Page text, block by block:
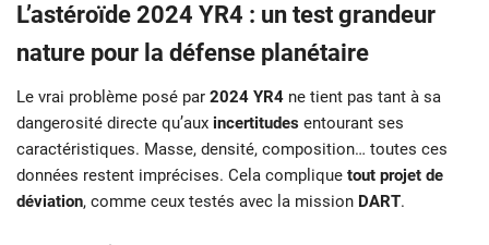
L’astéroïde 2024 YR4 : un test grandeur
nature pour la défense planétaire
Le vrai problème posé par 2024 YR4 ne tient pas tant à sa
dangerosité directe qu’aux incertitudes entourant ses
caractéristiques. Masse, densité, composition… toutes ces
données restent imprécises. Cela complique tout projet de
déviation, comme ceux testés avec la mission DART.